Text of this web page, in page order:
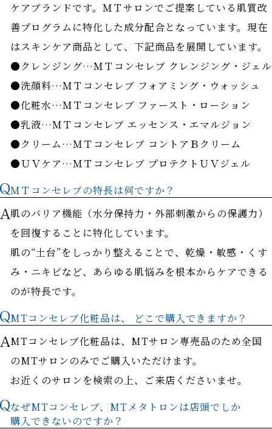
ケアブランドです。ＭＴサロンでご提案している肌質改
善プログラムに特化した成分配合となっています。現在
はスキンケア商品として、下記商品を展開しています。
●クレンジング…ＭＴコンセレブ クレンジング・ジェル
●洗顔料…ＭＴコンセレブ フォアミング・ウォッシュ
●化粧水…ＭＴコンセレブ ファースト・ローション
●乳液…ＭＴコンセレブ エッセンス・エマルジョン
●クリーム…ＭＴコンセレブ コントアＢクリーム
●ＵＶケア…ＭＴコンセレブ プロテクトＵＶジェル
ＭＴコンセレブの特長は何ですか？
肌のバリア機能（水分保持力・外部刺激からの保護力）
を回復することに特化しています。
肌の“土台”をしっかり整えることで、乾燥・敏感・くす
み・ニキビなど、あらゆる肌悩みを根本からケアできる
のが特長です。
MTコンセレブ化粧品は、 どこで購入できますか？
MTコンセレブ化粧品は、MTサロン専売品のため全国
のMTサロンのみでご購入いただけます。
お近くのサロンを検索の上、ご来店くださいませ。
なぜMTコンセレブ、MTメタトロンは店頭でしか
購入できないのですか？